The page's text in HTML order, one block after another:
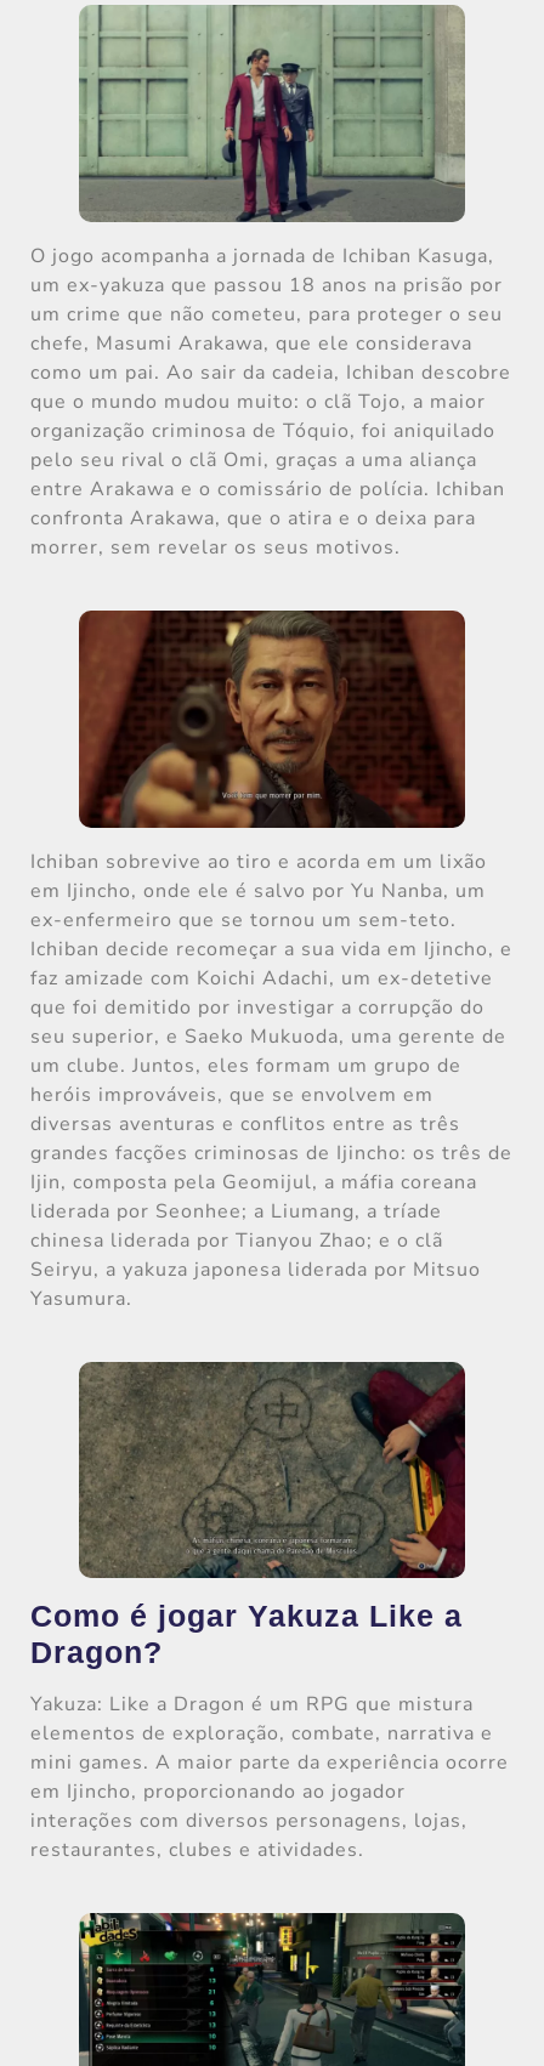
O jogo acompanha a jornada de Ichiban Kasuga,
um ex-yakuza que passou 18 anos na prisão por
um crime que não cometeu, para proteger o seu
chefe, Masumi Arakawa, que ele considerava
como um pai. Ao sair da cadeia, Ichiban descobre
que o mundo mudou muito: o clã Tojo, a maior
organização criminosa de Tóquio, foi aniquilado
pelo seu rival o clã Omi, graças a uma aliança
entre Arakawa e o comissário de polícia. Ichiban
confronta Arakawa, que o atira e o deixa para
morrer, sem revelar os seus motivos.
Ichiban sobrevive ao tiro e acorda em um lixão
em Ijincho, onde ele é salvo por Yu Nanba, um
ex-enfermeiro que se tornou um sem-teto.
Ichiban decide recomeçar a sua vida em Ijincho, e
faz amizade com Koichi Adachi, um ex-detetive
que foi demitido por investigar a corrupção do
seu superior, e Saeko Mukuoda, uma gerente de
um clube. Juntos, eles formam um grupo de
heróis improváveis, que se envolvem em
diversas aventuras e conflitos entre as três
grandes facções criminosas de Ijincho: os três de
Ijin, composta pela Geomijul, a máfia coreana
liderada por Seonhee; a Liumang, a tríade
chinesa liderada por Tianyou Zhao; e o clã
Seiryu, a yakuza japonesa liderada por Mitsuo
Yasumura.
Como é jogar Yakuza Like a
Dragon?
Yakuza: Like a Dragon é um RPG que mistura
elementos de exploração, combate, narrativa e
mini games. A maior parte da experiência ocorre
em Ijincho, proporcionando ao jogador
interações com diversos personagens, lojas,
restaurantes, clubes e atividades.